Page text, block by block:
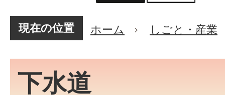
現在の位置 ホーム しごと・産業
下水道